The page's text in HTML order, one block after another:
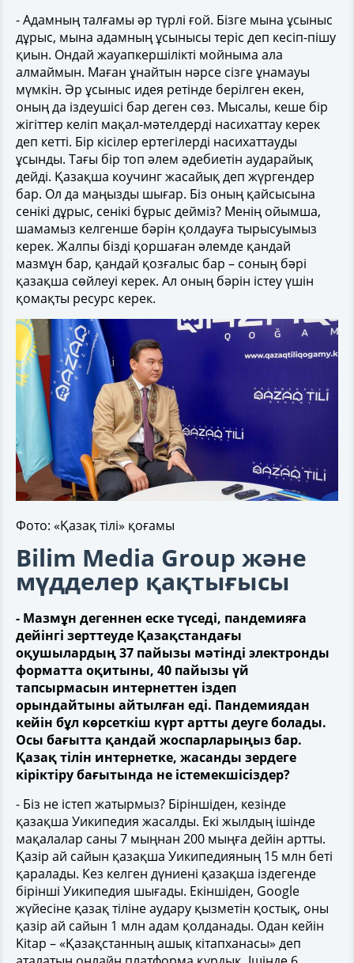
- Адамның талғамы әр түрлі ғой. Бізге мына ұсыныс
дұрыс, мына адамның ұсынысы теріс деп кесіп-пішу
қиын. Ондай жауапкершілікті мойныма ала
алмаймын. Маған ұнайтын нәрсе сізге ұнамауы
мүмкін. Әр ұсыныс идея ретінде берілген екен,
оның да іздеушісі бар деген сөз. Мысалы, кеше бір
жігіттер келіп мақал-мәтелдерді насихаттау керек
деп кетті. Бір кісілер ертегілерді насихаттауды
ұсынды. Тағы бір топ әлем әдебиетін аударайық
дейді. Қазақша коучинг жасайық деп жүргендер
бар. Ол да маңызды шығар. Біз оның қайсысына
сенікі дұрыс, сенікі бұрыс дейміз? Менің ойымша,
шамамыз келгенше бәрін қолдауға тырысуымыз
керек. Жалпы бізді қоршаған әлемде қандай
мазмұн бар, қандай қозғалыс бар – соның бәрі
қазақша сөйлеуі керек. Ал оның бәрін істеу үшін
қомақты ресурс керек.
Фото: «Қазақ тілі» қоғамы
Bilim Media Group және
мүдделер қақтығысы
- Мазмұн дегеннен еске түседі, пандемияға
дейінгі зерттеуде Қазақстандағы
оқушылардың 37 пайызы мәтінді электронды
форматта оқитыны, 40 пайызы үй
тапсырмасын интернеттен іздеп
орындайтыны айтылған еді. Пандемиядан
кейін бұл көрсеткіш күрт артты деуге болады.
Осы бағытта қандай жоспарларыңыз бар.
Қазақ тілін интернетке, жасанды зердеге
кіріктіру бағытында не істемекшісіздер?
- Біз не істеп жатырмыз? Біріншіден, кезінде
қазақша Уикипедия жасалды. Екі жылдың ішінде
мақалалар саны 7 мыңнан 200 мыңға дейін артты.
Қазір ай сайын қазақша Уикипедияның 15 млн беті
қаралады. Кез келген дүниені қазақша іздегенде
бірінші Уикипедия шығады. Екіншіден, Google
жүйесіне қазақ тіліне аудару қызметін қостық, оны
қазір ай сайын 1 млн адам қолданады. Одан кейін
Kitap – «Қазақстанның ашық кітапханасы» деп